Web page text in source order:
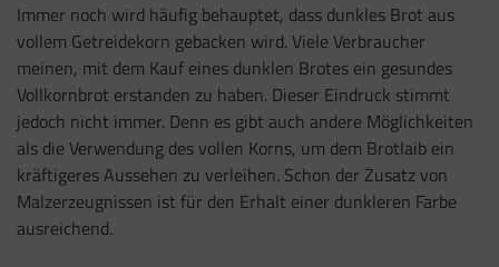
Immer noch wird häufig behauptet, dass dunkles Brot aus
vollem Getreidekorn gebacken wird. Viele Verbraucher
meinen, mit dem Kauf eines dunklen Brotes ein gesundes
Vollkornbrot erstanden zu haben. Dieser Eindruck stimmt
jedoch nicht immer. Denn es gibt auch andere Möglichkeiten
als die Verwendung des vollen Korns, um dem Brotlaib ein
kräftigeres Aussehen zu verleihen. Schon der Zusatz von
Malzerzeugnissen ist für den Erhalt einer dunkleren Farbe
ausreichend.